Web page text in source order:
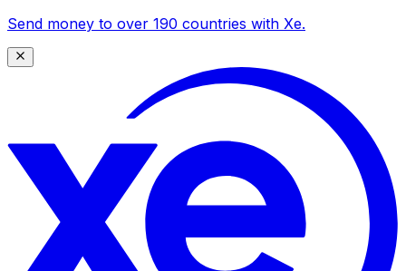
Send money to over 190 countries with Xe.